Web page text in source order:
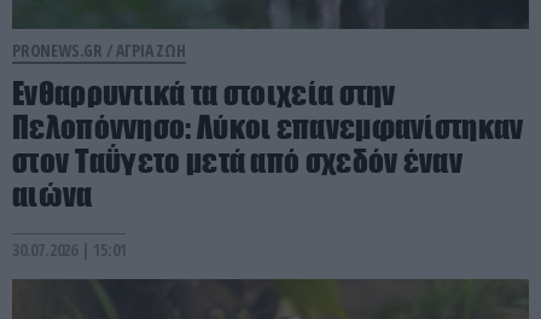
PRONEWS.GR / ΑΓΡΙΑ ΖΩΗ
Ενθαρρυντικά τα στοιχεία στην
Πελοπόννησο: Λύκοι επανεμφανίστηκαν
στον Ταΰγετο μετά από σχεδόν έναν
αιώνα
30.07.2026 | 15:01